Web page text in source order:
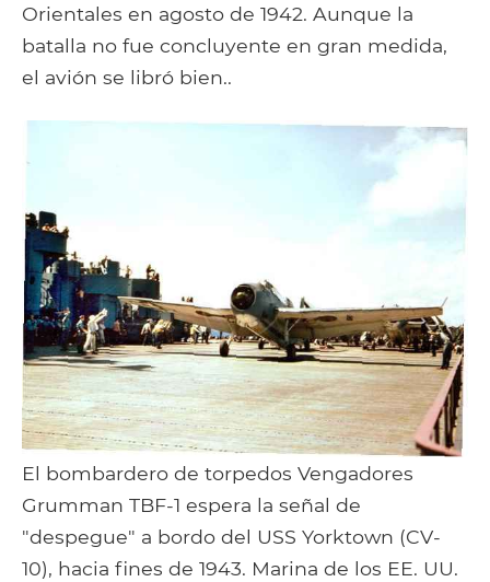
Orientales en agosto de 1942. Aunque la
batalla no fue concluyente en gran medida,
el avión se libró bien..
El bombardero de torpedos Vengadores
Grumman TBF-1 espera la señal de
"despegue" a bordo del USS Yorktown (CV-
10), hacia fines de 1943. Marina de los EE. UU.